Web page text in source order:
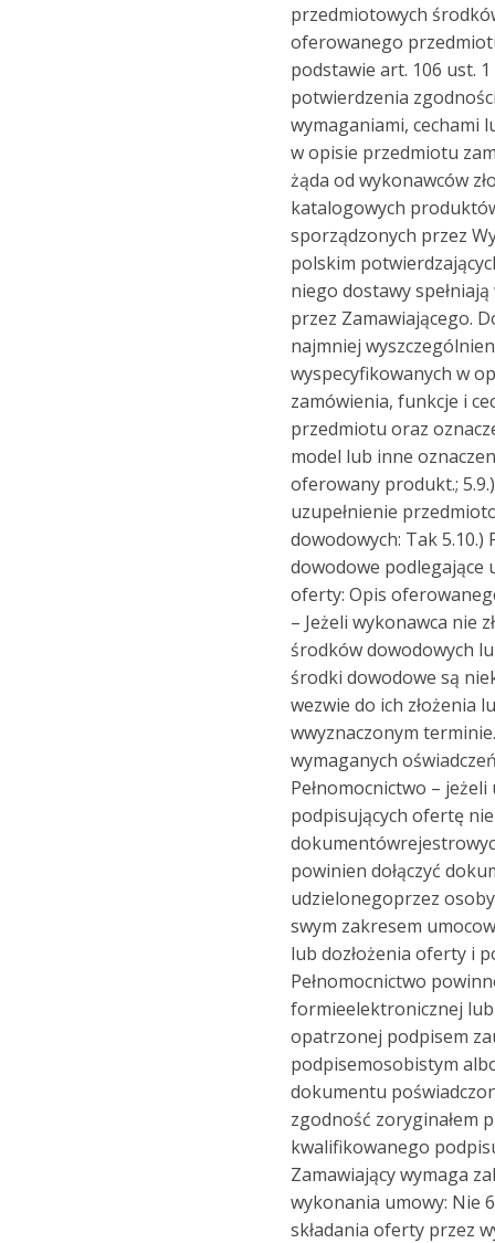
przedmiotowych
oferowanego
podstawie art. 106 ust.
potwierdzenia
wymaganiami, cechami
w opisie przedmiotu
żąda od wykonawców
katalogowych
sporządzonych przez
polskim
niego dostawy
przez Zamawiającego.
najmniej
wyspecyfikowanych w
zamówienia, funkcje i
przedmiotu oraz
model lub inne
oferowany produkt.;
uzupełnienie
dowodowych: Tak
dowodowe podlegające
oferty: Opis
– Jeżeli wykonawca nie
środków dowodowych
środki dowodowe są
wezwie do ich złożenia
wwyznaczonym
wymaganych
Pełnomocnictwo –
podpisujących ofertę
powinien dołączyć
udzielonegoprzez
swym zakresem
lub dozłożenia oferty i
Pełnomocnictwo
formieelektronicznej
opatrzonej podpisem
podpisemosobistym
dokumentu
zgodność zoryginałem
kwalifikowanego
Zamawiający wymaga
wykonania umowy: Nie
składania oferty przez